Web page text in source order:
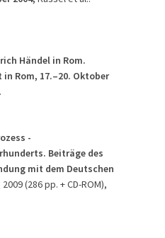
Händel in Rom.
Rom, 17.–20. Oktober
-
Beiträge des
mit dem Deutschen
(286 pp. + CD-ROM),